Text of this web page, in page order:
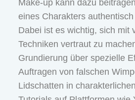
Make-up kann dazu
eines Charakters
Dabei ist es wichtig, sich mit
Techniken vertraut zu
Grundierung über spezielle
Auftragen von falschen
Lidschatten in